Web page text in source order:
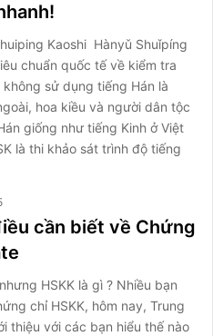
Kaoshi Hànyǔ Shuǐpíng
chuẩn quốc tế về kiểm tra
sử dụng tiếng Hán là
hoa kiều và người dân tộc
giống như tiếng Kinh ở Việt
là thi khảo sát trình độ tiếng
cần biết về Chứng
HSKK là gì ? Nhiều bạn
chỉ HSKK, hôm nay, Trung
thiệu với các bạn hiểu thế nào